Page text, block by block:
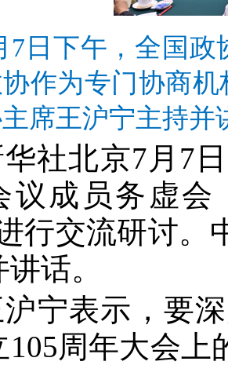
7日下午，全国政
协作为专门协商
席王沪宁主持
华社北京7月7
议成员务虚
行交流研讨。
话。
沪宁表示，要
105周年大会